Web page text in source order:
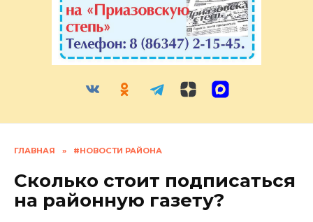
ГЛАВНАЯ » #НОВОСТИ РАЙОНА
Сколько стоит подписаться
на районную газету?